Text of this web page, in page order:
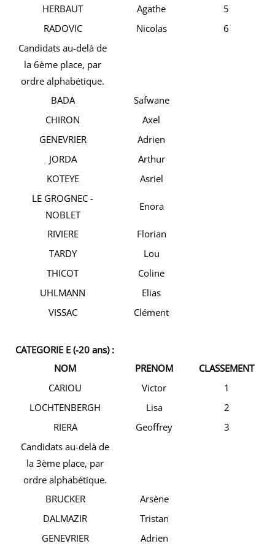
HERBAUT
Agathe
5
RADOVIC
Nicolas
6
Candidats au-delà de
la 6ème place, par
ordre alphabétique.
BADA
Safwane
CHIRON
Axel
GENEVRIER
Adrien
JORDA
Arthur
KOTEYE
Asriel
LE GROGNEC -
NOBLET
Enora
RIVIERE
Florian
TARDY
Lou
THICOT
Coline
UHLMANN
Elias
VISSAC
Clément
CATEGORIE E (-20 ans) :
NOM
PRENOM
CLASSEMENT
CARIOU
Victor
1
LOCHTENBERGH
Lisa
2
RIERA
Geoffrey
3
Candidats au-delà de
la 3ème place, par
ordre alphabétique.
BRUCKER
Arsène
DALMAZIR
Tristan
GENEVRIER
Adrien